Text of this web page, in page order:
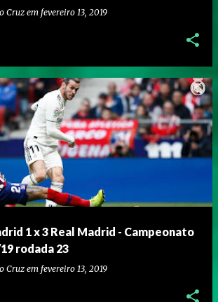
Cruz em fevereiro 13, 2019
1 x 3 Real Madrid - Campeonato
rodada 23
Cruz em fevereiro 13, 2019